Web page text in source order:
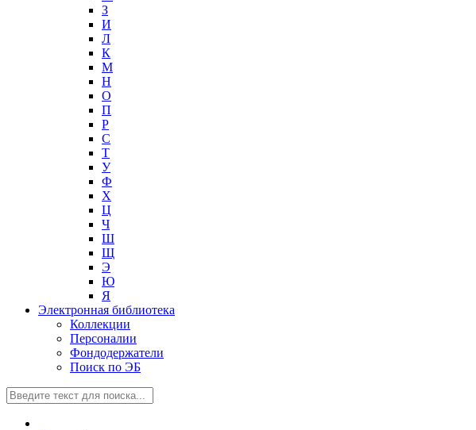
З
И
Л
К
М
Н
О
П
Р
С
Т
У
Ф
Х
Ц
Ч
Ш
Щ
Э
Ю
Я
Электронная библиотека
Коллекции
Персоналии
Фондодержатели
Поиск по ЭБ